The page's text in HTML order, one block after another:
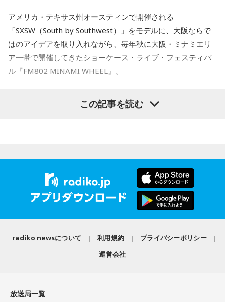
を忘れていないか確認したい日。今日は誰かのためではなく
「私が嬉しいから」を選んでみてください。今夜は自分だけ
の小さなご褒美時間を作ると心が整いそうです。
【11位】山羊座（やぎ座）
頑張ることが当たり前になっているなら、今日は少し力を抜
が見えてきます。今日は仕事を早めに切り上げて好きなこと
び上がるかもしれません。でも、それは生き方を変えるため
の大切なサイン。無理に答えを出さず、本音を大切にしてみ
て。夜は「本当はどうしたい？」と自分に問いかけてみまし
ょう。今日はスマホから離れて、好きな音楽や香りと一緒に
ゆっくり過ごしましょう。
今日は火星にバーテックスというポイントが重なる日。運命
降りてきたりするかも！ ぜひアドバイスを参考に行動してみ
■監修者プロフィール：月野さやか（つきの・さやか）
となっていきます。メンバーそれぞれが培ってきた経験と感
性を持ち寄りながら、これまでにないアプローチにも向き合
ったことで、3人の新たな可能性を感じさせる作品へと仕上が
っています。
◆多彩な楽曲が描き出す、旅のようなアルバム体験
ティングが印象的なタイトル曲「SO-DAYONE !」、スリリン
された美しいメロディが、アルバムに上質な彩りを添えてい
シティポップを想起させるサウンドや、メロディアスなミデ
ィアムナンバー、テクニカルかつファンキーなプレイまで、
させます。楽曲ごとの表情を楽しむだけでなく、アルバムを
通して聴くことで生まれる深い没入感も、本作の大きな魅力
制作背景を語るセルフライナーノーツに加え、今回のレコー
アメリカ・テキサス州オースティンで開催される
「SXSW（South by Southwest）」をモデルに、大阪ならで
はのアイデアを取り入れながら、毎年秋に大阪・ミナミエリ
ア一帯で開催してきたショーケース・ライブ・フェスティバ
ル『FM802 MINAMI WHEEL』。
として、10月10日（土）、11日（日）、12日（月・祝）の3
みの257組を加えた総勢377組の出演日も発表しました。
また3DAYS PASS／1DAY PASSのオフィシャル三次先行も受付
中！いち早くチケットをゲットしてください！
が主催するライブハウス回遊型ショーケースイベントです。
1999年のスタート以来、大阪・ミナミエリアのライブハウス
今年も関西の学生アーティストを対象としたオーディション
この記事を読む
radiko newsについて 利用規約
プライバシーポリシー
運営会社
放送局一覧